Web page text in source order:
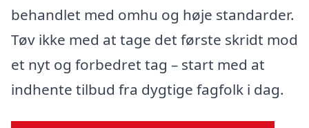
behandlet med omhu og høje standarder.
Tøv ikke med at tage det første skridt mod
et nyt og forbedret tag – start med at
indhente tilbud fra dygtige fagfolk i dag.